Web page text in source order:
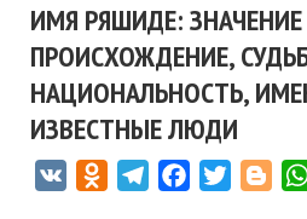
ИМЯ РЯШИДЕ:
ПРОИСХОЖДЕНИЕ,
НАЦИОНАЛЬНОСТЬ,
ИЗВЕСТНЫЕ ЛЮДИ
VK Odnoklassniki
TelegramFacebookTwitter